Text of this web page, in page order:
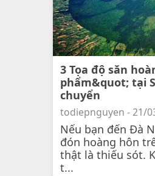
3 Tọa độ săn
phẩm&quot; tại
chuyển
todiepnguyen - 21/
Nếu bạn đến Đà
đón hoàng hôn
thật là thiếu sót.
t...